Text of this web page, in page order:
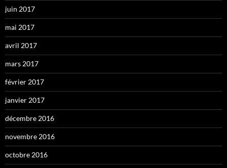
juin 2017
mai 2017
avril 2017
mars 2017
février 2017
janvier 2017
décembre 2016
novembre 2016
octobre 2016